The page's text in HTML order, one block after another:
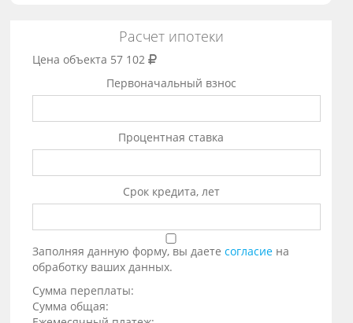
Расчет ипотеки
Цена объекта 57 102
Первоначальный взнос
Процентная ставка
Срок кредита, лет
Заполняя данную форму, вы даетесогласие на
обработку ваших данных.
Сумма переплаты:
Сумма общая: